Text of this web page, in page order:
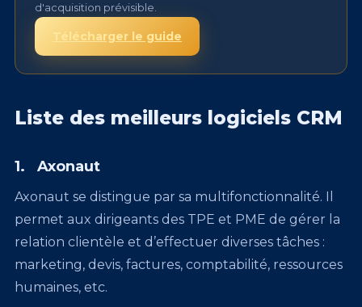
d'acquisition prévisible.
Télécharger le guide
Liste des meilleurs logiciels CRM
1. Axonaut
Axonaut se distingue par sa multifonctionnalité. Il
permet aux dirigeants des TPE et PME de gérer la
relation clientèle et d’effectuer diverses tâches :
marketing, devis, factures, comptabilité, ressources
humaines, etc.